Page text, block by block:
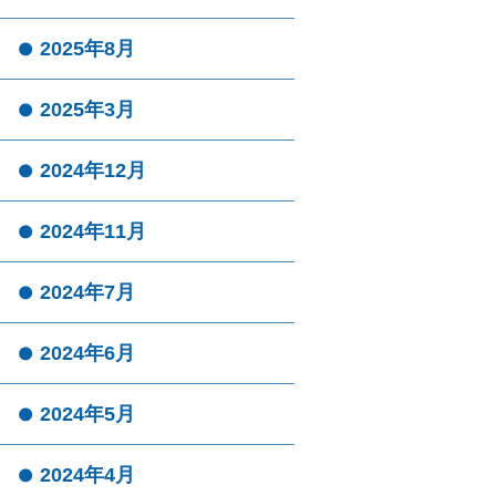
2025年8月
2025年3月
2024年12月
2024年11月
2024年7月
2024年6月
2024年5月
2024年4月